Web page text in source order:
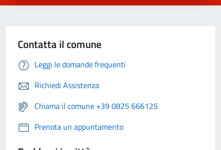
Contatta il comune
Leggi le domande frequenti
Richiedi Assistenza
Chiama il comune +39 0825 666125
Prenota un appuntamento